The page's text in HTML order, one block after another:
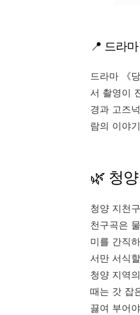
📍 드라
드라마 《
서 촬영이
경과 고즈
람의 이야
🌿 청
청양 지천
천구곡은
미를 간직
서만 서식
청양 지역
때는 갓 잡
끓여 부어